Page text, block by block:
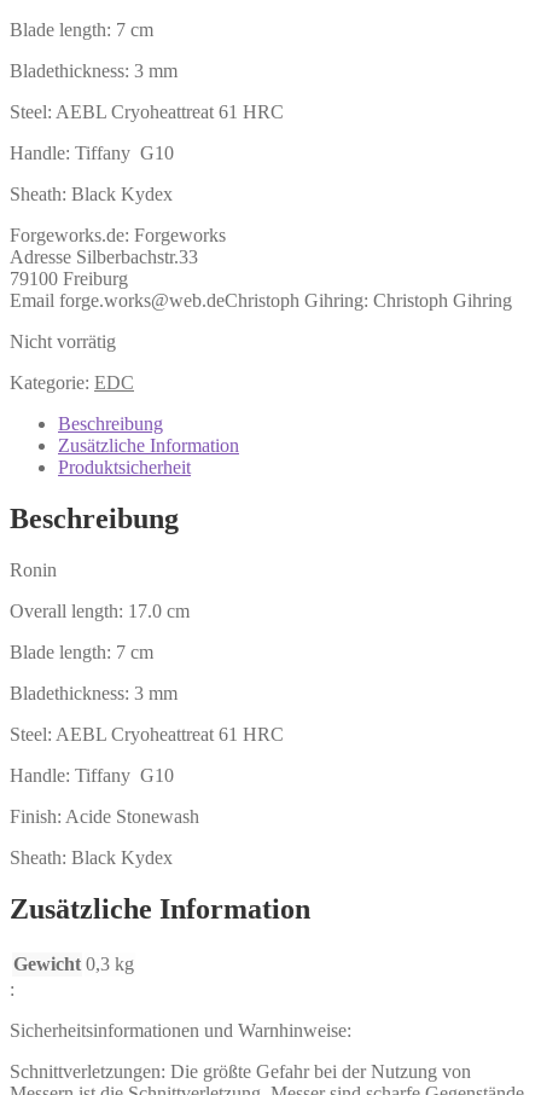
Blade length: 7 cm
Bladethickness: 3 mm
Steel: AEBL Cryoheattreat 61 HRC
Handle: Tiffany G10
Sheath: Black Kydex
Forgeworks.de: Forgeworks
Adresse Silberbachstr.33
79100 Freiburg
Email forge.works@web.deChristoph Gihring: Christoph Gihring
Nicht vorrätig
Kategorie: EDC
Beschreibung
Zusätzliche Information
Produktsicherheit
Beschreibung
Ronin
Overall length: 17.0 cm
Blade length: 7 cm
Bladethickness: 3 mm
Steel: AEBL Cryoheattreat 61 HRC
Handle: Tiffany G10
Finish: Acide Stonewash
Sheath: Black Kydex
Zusätzliche Information
Gewicht 0,3 kg
:
Sicherheitsinformationen und Warnhinweise:
Schnittverletzungen: Die größte Gefahr bei der Nutzung von